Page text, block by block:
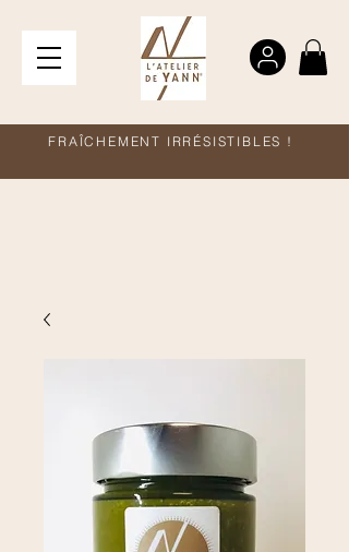
FRAÎCHEMENT IRRÉSISTIBLES !